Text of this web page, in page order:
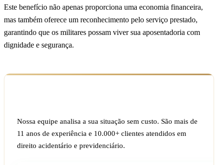
Este benefício não apenas proporciona uma economia financeira,
mas também oferece um reconhecimento pelo serviço prestado,
garantindo que os militares possam viver sua aposentadoria com
dignidade e segurança.
Nossa equipe analisa a sua situação sem custo. São mais de
11 anos de experiência e 10.000+ clientes atendidos em
direito acidentário e previdenciário.